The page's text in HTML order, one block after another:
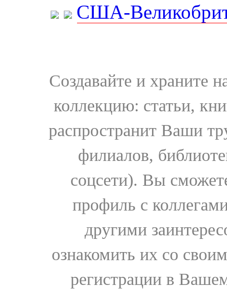
США-
Создавайте и храните
коллекцию: статьи,
распространит Ваши
филиалов,
соцсети). Вы
профиль с
другими
ознакомить их со
регистрации в